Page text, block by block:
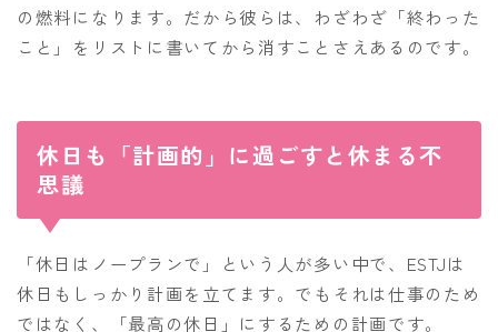
の燃料になります。だから彼らは、わざわざ「終わった
こと」をリストに書いてから消すことさえあるのです。
休日も「計画的」に過ごすと休まる不
思議
「休日はノープランで」という人が多い中で、ESTJは
休日もしっかり計画を立てます。でもそれは仕事のため
ではなく、「最高の休日」にするための計画です。